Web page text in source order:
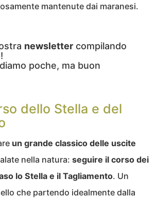
mantenute dai maranesi.
newsletter compilando
poche, ma buon
dello Stella e del
un grande classico delle uscite
nella natura: seguire il corso dei
lo Stella e il Tagliamento. Un
che partendo idealmente dalla